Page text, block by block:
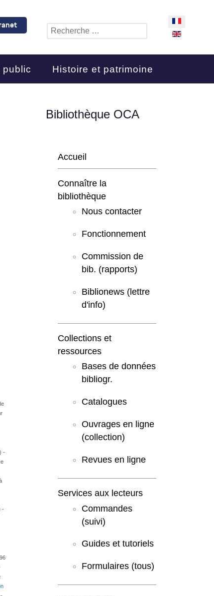
Rechercher
Sélectionnez
public Histoire et patrimoine
-
-
Bibliothèque OCA
Accueil
Connaître la
bibliothèque
Nous contacter
Fonctionnement
Commission de
bib. (rapports)
Biblionews (lettre
d'info)
Collections et
ressources
Bases de données
bibliogr.
Catalogues
Ouvrages en ligne
(collection)
Revues en ligne
Services aux lecteurs
Commandes
(suivi)
Guides et tutoriels
Formulaires (tous)